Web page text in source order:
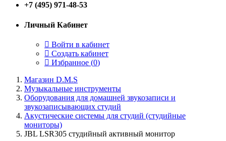
+7 (495) 971-48-53
Личный Кабинет
Войти в кабинет
Создать кабинет
Избранное (0)
Магазин D.M.S
Музыкальные инструменты
Оборудования для домашней звукозаписи и
звукозаписывающих студий
Акустические системы для студий (студийные
мониторы)
JBL LSR305 студийный активный монитор